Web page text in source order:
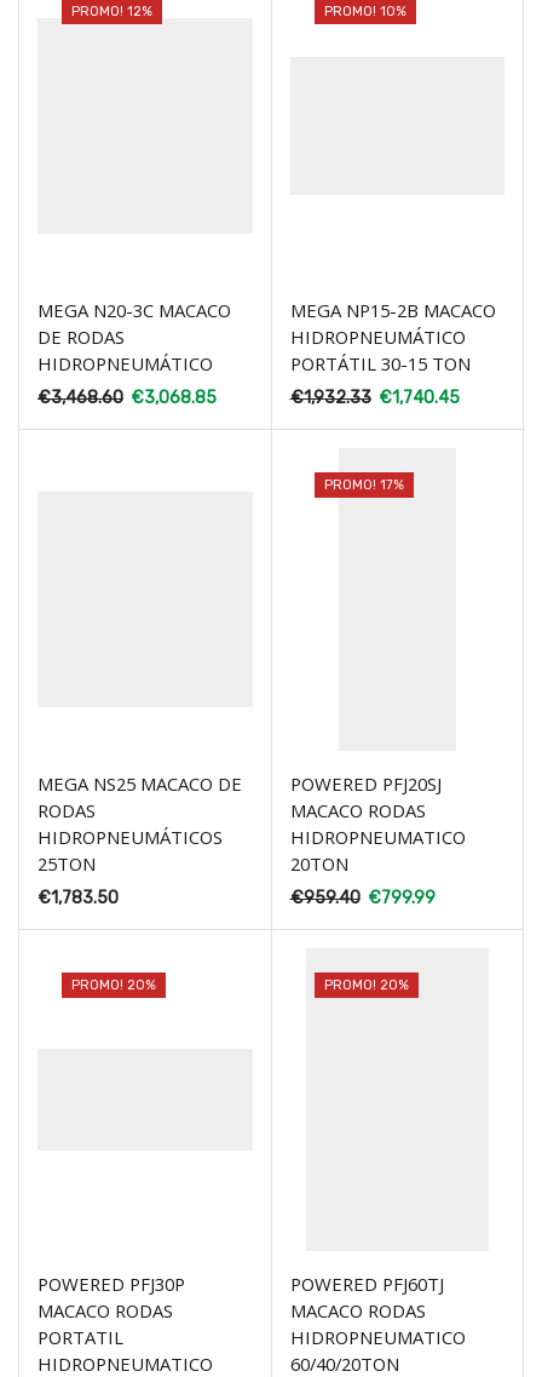
PROMO! 12%
MEGA N20-3C MACACO
DE RODAS
HIDROPNEUMÁTICO
€3,468.60 €3,068.85
PROMO! 10%
MEGA NP15-2B MACACO
HIDROPNEUMÁTICO
PORTÁTIL 30-15 TON
€1,932.33 €1,740.45
MEGA NS25 MACACO DE
RODAS
HIDROPNEUMÁTICOS
25TON
€1,783.50
PROMO! 17%
POWERED PFJ20SJ
MACACO RODAS
HIDROPNEUMATICO
20TON
€959.40 €799.99
PROMO! 20%
POWERED PFJ30P
MACACO RODAS
PORTATIL
HIDROPNEUMATICO
PROMO! 20%
POWERED PFJ60TJ
MACACO RODAS
HIDROPNEUMATICO
60/40/20TON